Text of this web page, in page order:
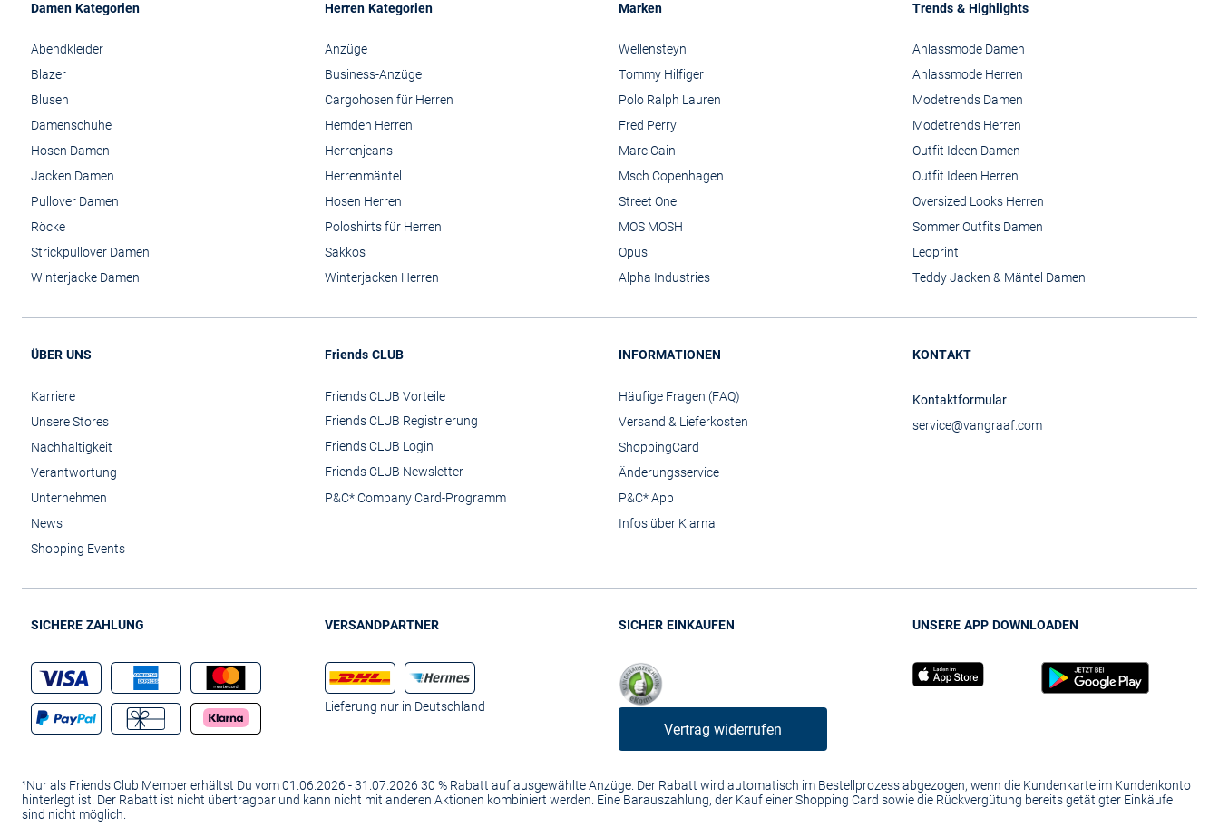
Damen Kategorien
Abendkleider
Blazer
Blusen
Damenschuhe
Hosen Damen
Jacken Damen
Pullover Damen
Röcke
Strickpullover Damen
Winterjacke Damen
Herren Kategorien
Anzüge
Business-Anzüge
Cargohosen für Herren
Hemden Herren
Herrenjeans
Herrenmäntel
Hosen Herren
Poloshirts für Herren
Sakkos
Winterjacken Herren
Marken
Wellensteyn
Tommy Hilfiger
Polo Ralph Lauren
Fred Perry
Marc Cain
Msch Copenhagen
Street One
MOS MOSH
Opus
Alpha Industries
Trends & Highlights
Anlassmode Damen
Anlassmode Herren
Modetrends Damen
Modetrends Herren
Outfit Ideen Damen
Outfit Ideen Herren
Oversized Looks Herren
Sommer Outfits Damen
Leoprint
Teddy Jacken & Mäntel Damen
ÜBER UNS
Karriere
Unsere Stores
Nachhaltigkeit
Verantwortung
Unternehmen
News
Shopping Events
Friends CLUB
Friends CLUB Vorteile
Friends CLUB Registrierung
Friends CLUB Login
Friends CLUB Newsletter
P&C* Company Card-Programm
INFORMATIONEN
Häufige Fragen (FAQ)
Versand & Lieferkosten
ShoppingCard
Änderungsservice
P&C* App
Infos über Klarna
KONTAKT
Kontaktformular
service@vangraaf.com
SICHERE ZAHLUNG VERSANDPARTNER
Lieferung nur in Deutschland
SICHER EINKAUFEN
Vertrag widerrufen
UNSERE APP DOWNLOADEN
¹Nur als Friends Club Member erhältst Du vom 01.06.2026 - 31.07.2026 30 % Rabatt auf ausgewählte Anzüge. Der Rabatt wird automatisch im Bestellprozess abgezogen, wenn die Kundenkarte im Kundenkonto
hinterlegt ist. Der Rabatt ist nicht übertragbar und kann nicht mit anderen Aktionen kombiniert werden. Eine Barauszahlung, der Kauf einer Shopping Card sowie die Rückvergütung bereits getätigter Einkäufe
sind nicht möglich.